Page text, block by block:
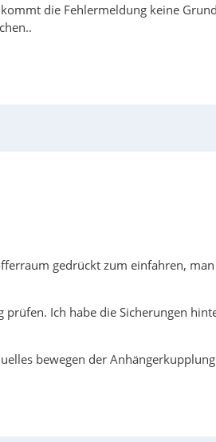
die Fehlermeldung keine
gedrückt zum einfahren,
Ich habe die Sicherungen
bewegen der